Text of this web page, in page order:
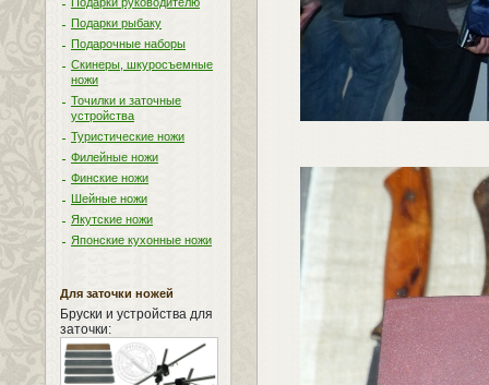
Подарки рыбаку
Подарочные наборы
Скинеры, шкуросъемные
ножи
Точилки и заточные
устройства
Туристические ножи
Филейные ножи
Финские ножи
Шейные ножи
Якутские ножи
Японские кухонные ножи
Для заточки ножей
Бруски и устройства для
заточки: